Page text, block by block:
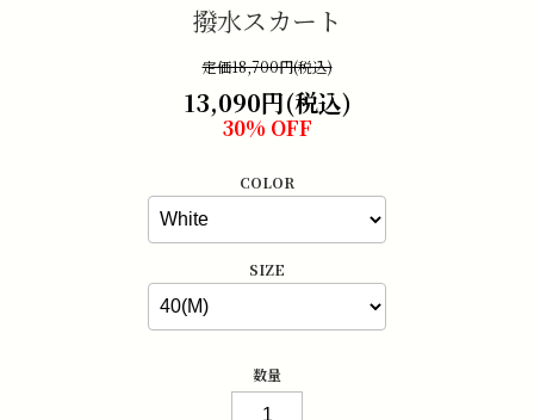
撥水スカート
定価18,700円(税込)
13,090円(税込)
30% OFF
COLOR
SIZE
数量